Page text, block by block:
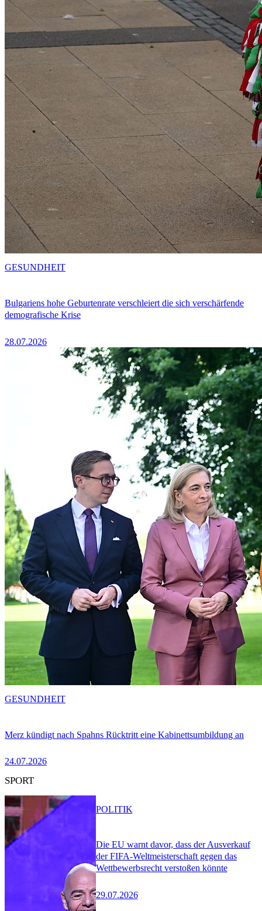
Bulgariens hohe Geburtenrate verschleiert die sich verschärfende
demografische Krise
28.07.2026
GESUNDHEIT
Merz kündigt nach Spahns Rücktritt eine Kabinettsumbildung an
24.07.2026
GESUNDHEIT
SPORT
Die EU warnt davor, dass der Ausverkauf
der FIFA-Weltmeisterschaft gegen das
Wettbewerbsrecht verstoßen könnte
29.07.2026
POLITIK